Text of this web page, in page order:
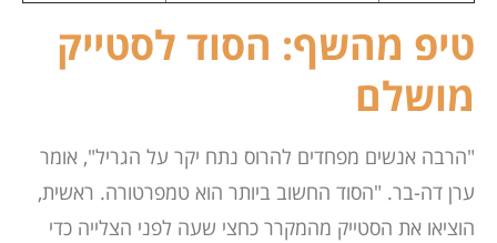
טיפ מהשף: הסוד לסטייק
מושלם
"הרבה אנשים מפחדים להרוס נתח יקר על הגריל", אומר
ערן דה-בר. "הסוד החשוב ביותר הוא טמפרטורה. ראשית,
הוציאו את הסטייק מהמקרר כחצי שעה לפני הצלייה כדי